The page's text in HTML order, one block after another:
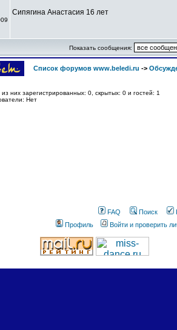
Сипягина Анастасия 16 лет
Показать сообщения:
Список форумов www.beledi.ru ->
, из них зарегистрированных: 0, скрытых: 0 и гостей: 1
Нет
FAQ Поиск
Профиль
Войти и проверить